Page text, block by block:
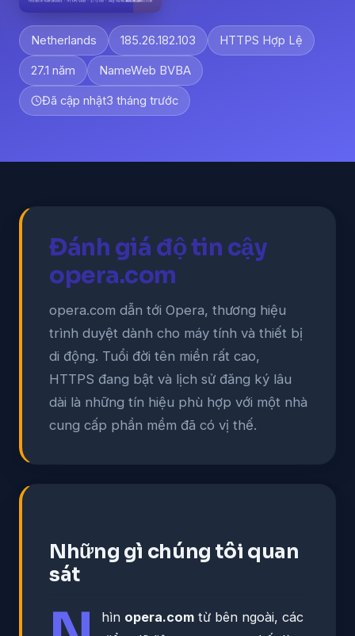
Netherlands 185.26.182.103 HTTPS Hợp Lệ
27.1 năm NameWeb BVBA
Đã cập nhật3 tháng trước
Đánh giá độ tin cậy
opera.com
opera.com dẫn tới Opera, thương hiệu
trình duyệt dành cho máy tính và thiết bị
di động. Tuổi đời tên miền rất cao,
HTTPS đang bật và lịch sử đăng ký lâu
dài là những tín hiệu phù hợp với một nhà
cung cấp phần mềm đã có vị thế.
Những gì chúng tôi quan
sát
hìn opera.com từ bên ngoài, các